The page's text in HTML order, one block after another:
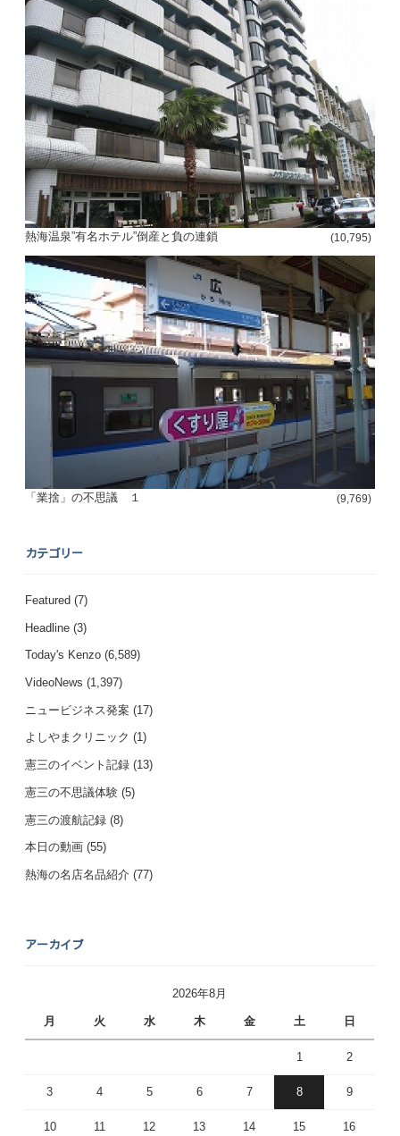
熱海温泉”有名ホテル”倒産と負の連鎖 (10,795)
「業捨」の不思議 １ (9,769)
カテゴリー
Featured (7)
Headline (3)
Today's Kenzo (6,589)
VideoNews (1,397)
ニュービジネス発案 (17)
よしやまクリニック (1)
憲三のイベント記録 (13)
憲三の不思議体験 (5)
憲三の渡航記録 (8)
本日の動画 (55)
熱海の名店名品紹介 (77)
アーカイブ
2026年8月
月 火 水 木 金 土 日
1 2
3 4 5 6 7 8 9
10 11 12 13 14 15 16